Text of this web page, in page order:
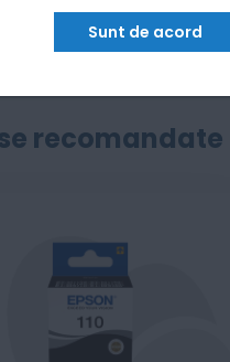
Sunt de acord
recomandate